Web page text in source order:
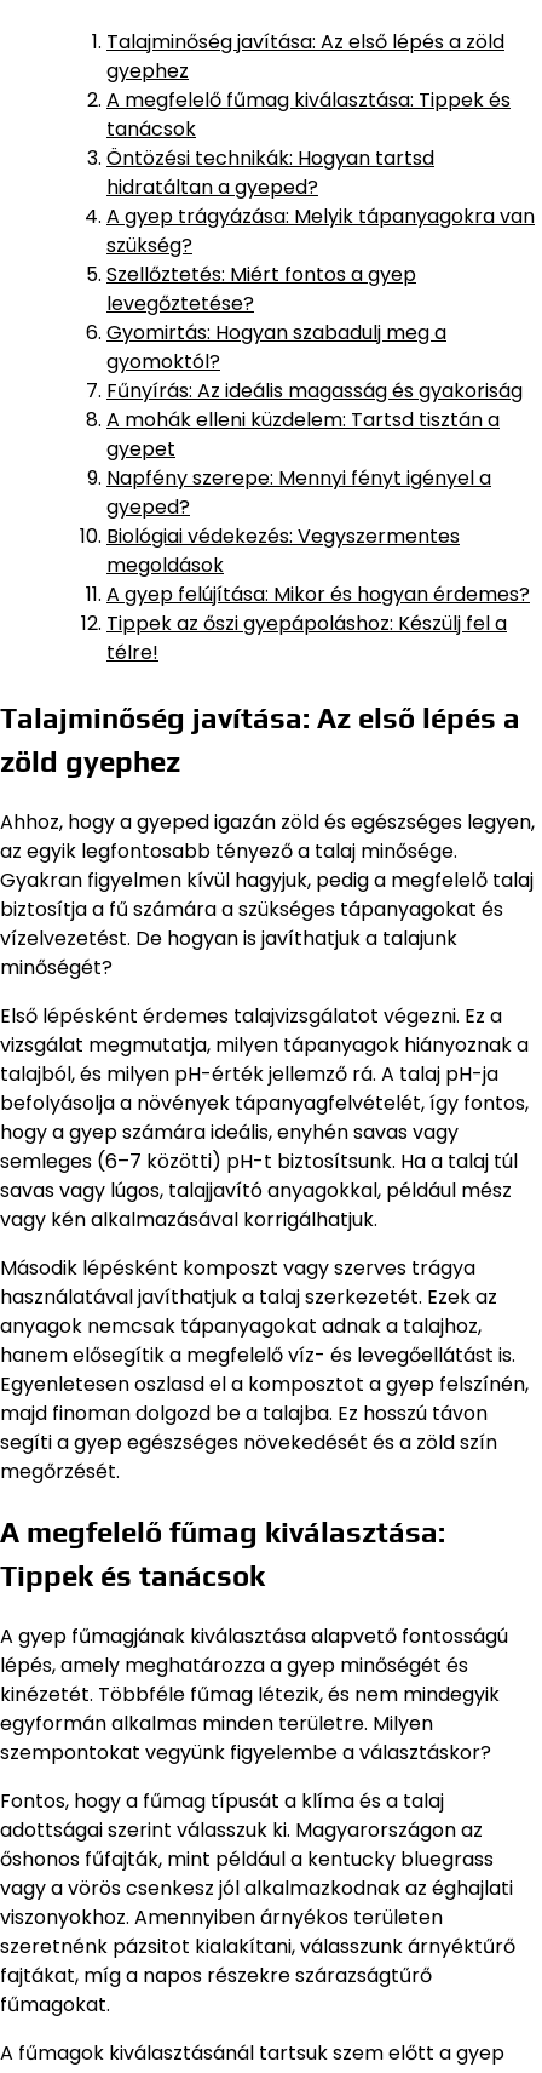
Talajminőség javítása: Az első lépés a zöld
gyephez
A megfelelő fűmag kiválasztása: Tippek és
tanácsok
Öntözési technikák: Hogyan tartsd
hidratáltan a gyeped?
A gyep trágyázása: Melyik tápanyagokra van
szükség?
Szellőztetés: Miért fontos a gyep
levegőztetése?
Gyomirtás: Hogyan szabadulj meg a
gyomoktól?
Fűnyírás: Az ideális magasság és gyakoriság
A mohák elleni küzdelem: Tartsd tisztán a
gyepet
Napfény szerepe: Mennyi fényt igényel a
gyeped?
Biológiai védekezés: Vegyszermentes
megoldások
A gyep felújítása: Mikor és hogyan érdemes?
Tippek az őszi gyepápoláshoz: Készülj fel a
télre!
Talajminőség javítása: Az első lépés a
zöld gyephez
Ahhoz, hogy a gyeped igazán zöld és egészséges legyen,
az egyik legfontosabb tényező a talaj minősége.
Gyakran figyelmen kívül hagyjuk, pedig a megfelelő talaj
biztosítja a fű számára a szükséges tápanyagokat és
vízelvezetést. De hogyan is javíthatjuk a talajunk
minőségét?
Első lépésként érdemes talajvizsgálatot végezni. Ez a
vizsgálat megmutatja, milyen tápanyagok hiányoznak a
talajból, és milyen pH-érték jellemző rá. A talaj pH-ja
befolyásolja a növények tápanyagfelvételét, így fontos,
hogy a gyep számára ideális, enyhén savas vagy
semleges (6–7 közötti) pH-t biztosítsunk. Ha a talaj túl
savas vagy lúgos, talajjavító anyagokkal, például mész
vagy kén alkalmazásával korrigálhatjuk.
Második lépésként komposzt vagy szerves trágya
használatával javíthatjuk a talaj szerkezetét. Ezek az
anyagok nemcsak tápanyagokat adnak a talajhoz,
hanem elősegítik a megfelelő víz- és levegőellátást is.
Egyenletesen oszlasd el a komposztot a gyep felszínén,
majd finoman dolgozd be a talajba. Ez hosszú távon
segíti a gyep egészséges növekedését és a zöld szín
megőrzését.
A megfelelő fűmag kiválasztása:
Tippek és tanácsok
A gyep fűmagjának kiválasztása alapvető fontosságú
lépés, amely meghatározza a gyep minőségét és
kinézetét. Többféle fűmag létezik, és nem mindegyik
egyformán alkalmas minden területre. Milyen
szempontokat vegyünk figyelembe a választáskor?
Fontos, hogy a fűmag típusát a klíma és a talaj
adottságai szerint válasszuk ki. Magyarországon az
őshonos fűfajták, mint például a kentucky bluegrass
vagy a vörös csenkesz jól alkalmazkodnak az éghajlati
viszonyokhoz. Amennyiben árnyékos területen
szeretnénk pázsitot kialakítani, válasszunk árnyéktűrő
fajtákat, míg a napos részekre szárazságtűrő
fűmagokat.
A fűmagok kiválasztásánál tartsuk szem előtt a gyep